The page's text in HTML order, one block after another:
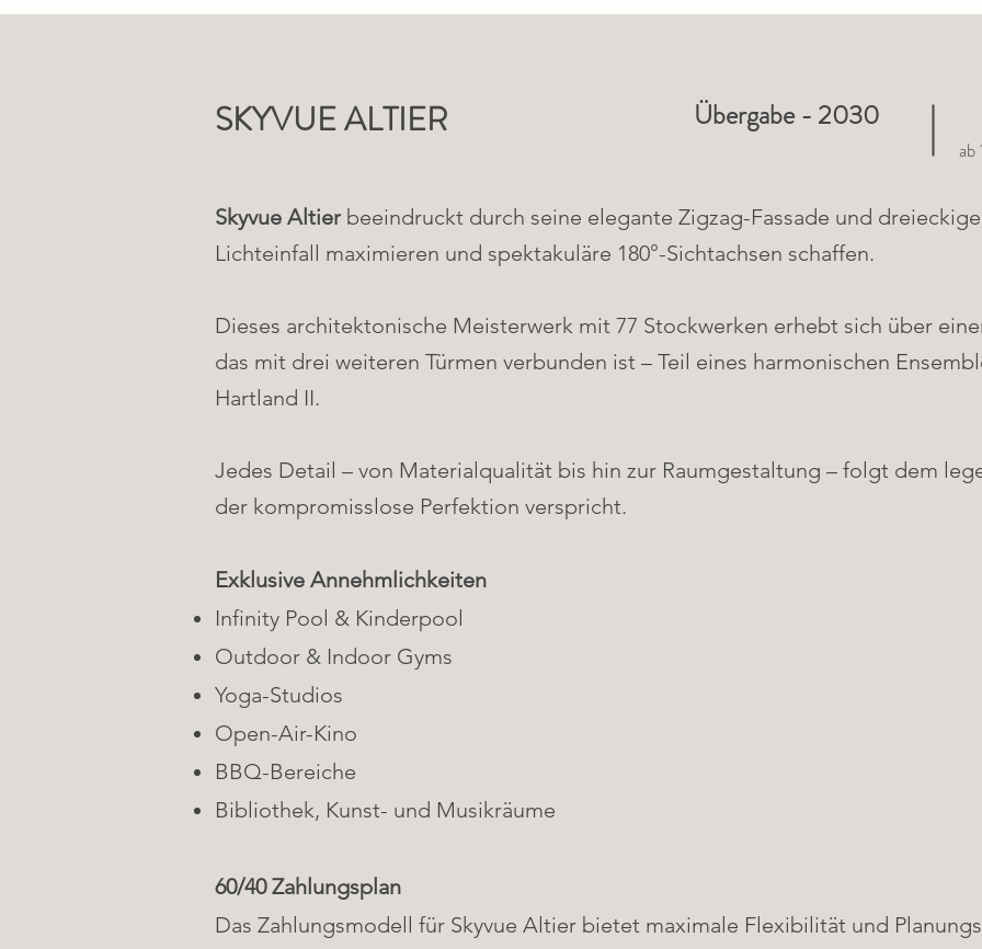
SKYVUE ALTIER Übergabe - 2030
Skyvue Altier beeindruckt durch seine elegante Zigzag-Fassade und
Lichteinfall maximieren und spektakuläre 180°-Sichtachsen schaffen.
Dieses architektonische Meisterwerk mit 77 Stockwerken erhebt sich über
das mit drei weiteren Türmen verbunden ist – Teil eines harmonischen
Hartland II.
Jedes Detail – von Materialqualität bis hin zur Raumgestaltung – folgt dem
der kompromisslose Perfektion verspricht.
Exklusive Annehmlichkeiten
Infinity Pool & Kinderpool
Outdoor & Indoor Gyms
Yoga-Studios
Open-Air-Kino
BBQ-Bereiche
Bibliothek, Kunst- und Musikräume
60/40 Zahlungsplan
Das Zahlungsmodell für Skyvue Altier bietet maximale Flexibilität und